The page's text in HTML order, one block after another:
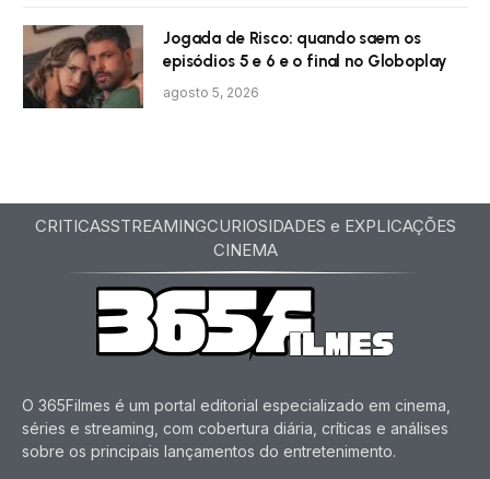
Jogada de Risco: quando saem os
episódios 5 e 6 e o final no Globoplay
agosto 5, 2026
CRITICASSTREAMINGCURIOSIDADES e EXPLICAÇÕES
CINEMA
O 365Filmes é um portal editorial especializado em cinema,
séries e streaming, com cobertura diária, críticas e análises
sobre os principais lançamentos do entretenimento.